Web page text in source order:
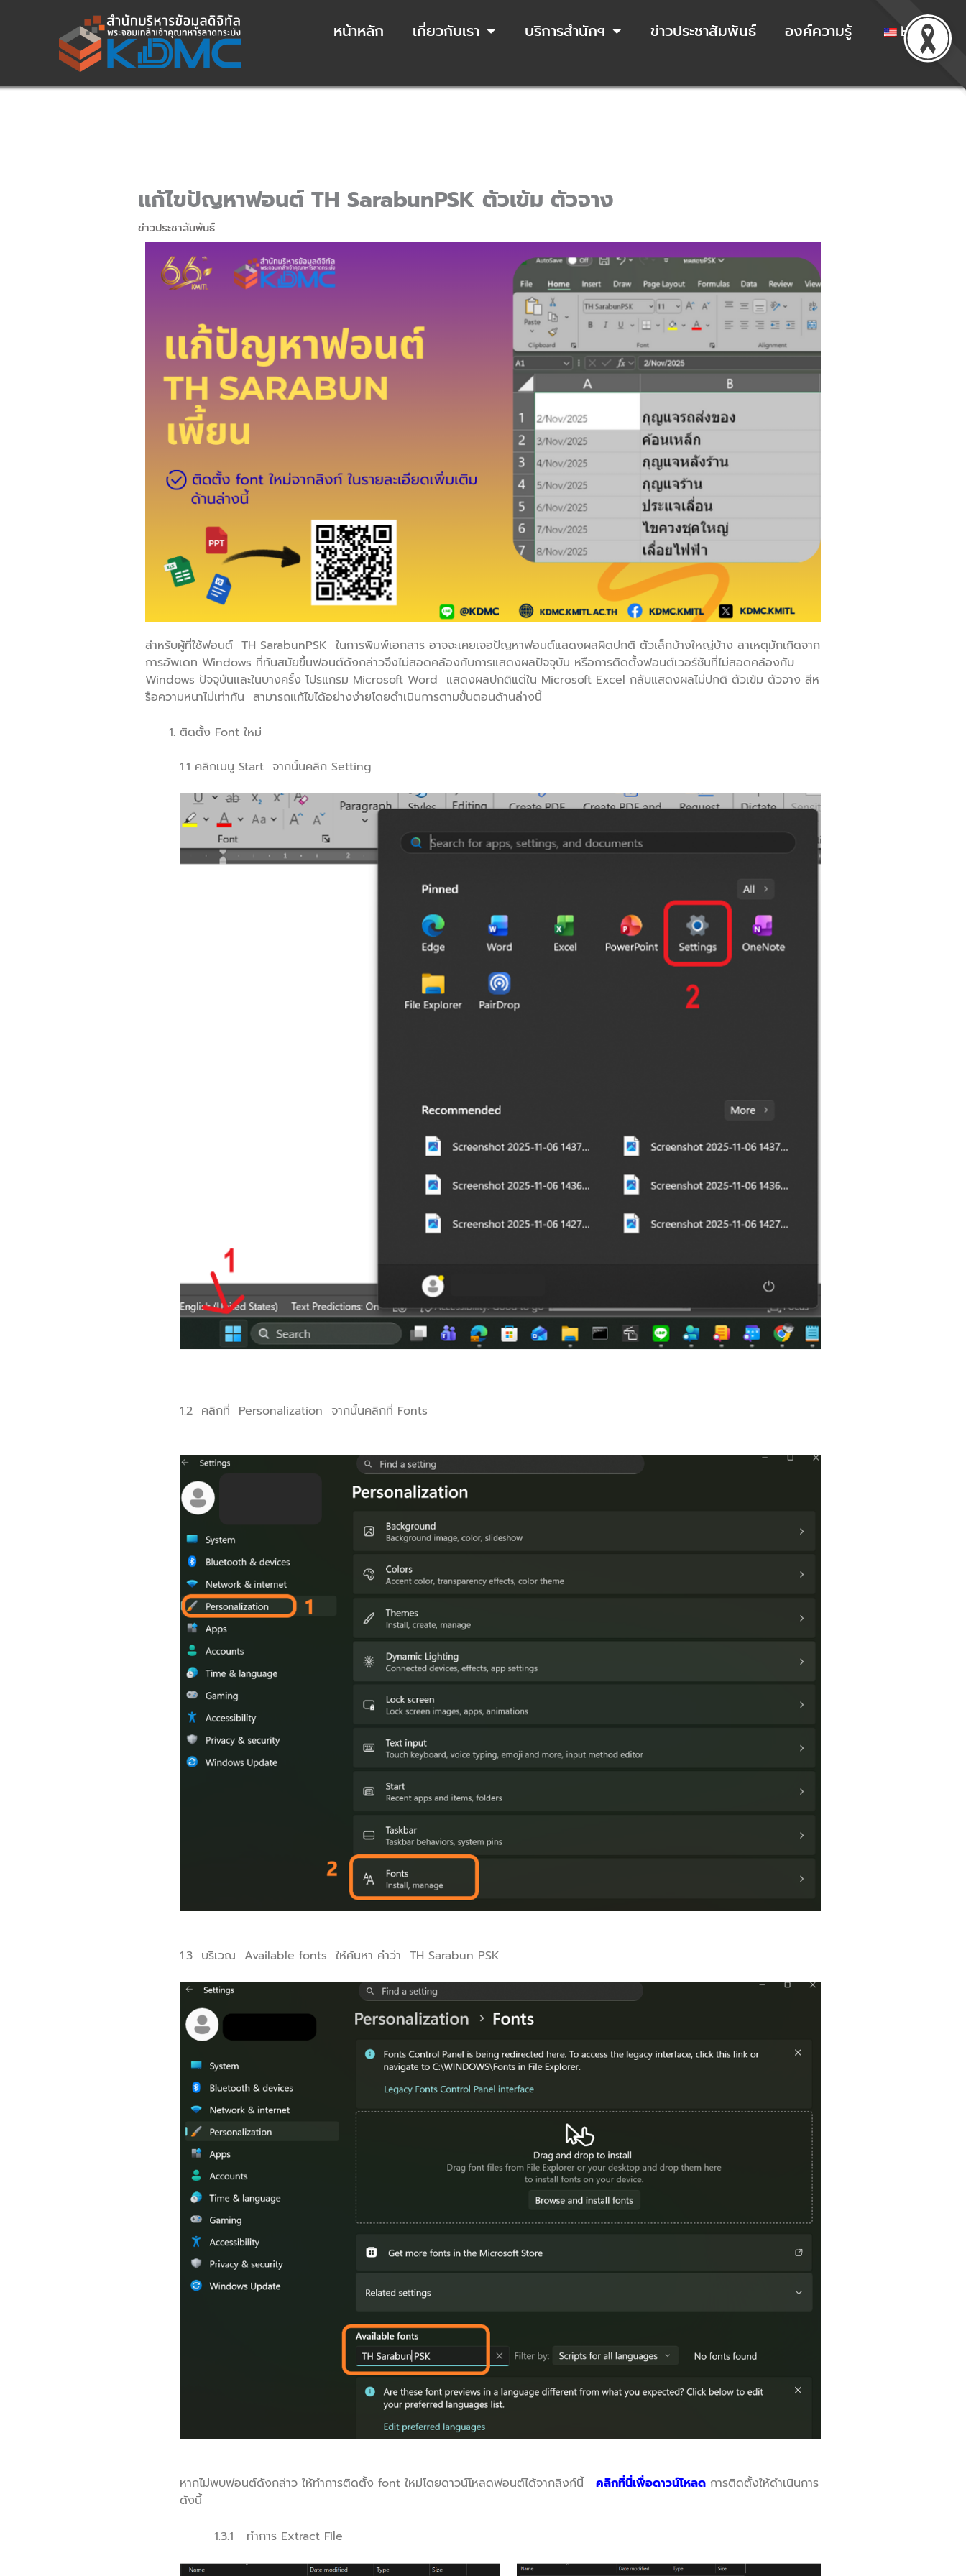
หน้าหลัก เกี่ยวกับเรา บริการสำนักฯ ข่าวประชาสัมพันธ์ องค์ความรู้ EN
แก้ไขปัญหาฟอนต์ TH SarabunPSK ตัวเข้ม ตัวจาง
ข่าวประชาสัมพันธ์
สำหรับผู้ที่ใช้ฟอนต์ TH SarabunPSK ในการพิมพ์เอกสาร อาจจะเคยเจอปัญหาฟอนต์แสดงผลผิดปกติ ตัวเล็กบ้างใหญ่บ้าง สาเหตุมักเกิดจาก
การอัพเดท Windows ที่ทันสมัยขึ้นฟอนต์ดังกล่าวจึงไม่สอดคล้องกับการแสดงผลปัจจุบัน หรือการติดตั้งฟอนต์เวอร์ชันที่ไม่สอดคล้องกับ
Windows ปัจจุบันและในบางครั้ง โปรแกรม Microsoft Word แสดงผลปกติแต่ใน Microsoft Excel กลับแสดงผลไม่ปกติ ตัวเข้ม ตัวจาง สีห
รือความหนาไม่เท่ากัน สามารถแก้ไขได้อย่างง่ายโดยดำเนินการตามขั้นตอนด้านล่างนี้
ติดตั้ง Font ใหม่
1.1 คลิกเมนู Start จากนั้นคลิก Setting
1.2 คลิกที่ Personalization จากนั้นคลิกที่ Fonts
1.3 บริเวณ Available fonts ให้ค้นหา คำว่า TH Sarabun PSK
หากไม่พบฟอนต์ดังกล่าว ให้ทำการติดตั้ง font ใหม่โดยดาวน์โหลดฟอนต์ได้จากลิงก์นี้ คลิกที่นี่เพื่อดาวน์โหลดการติดตั้งให้ดำเนินการ
ดังนี้
1.3.1 ทำการ Extract File